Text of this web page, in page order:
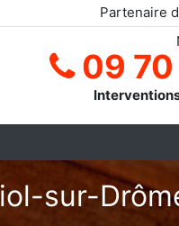
Partenaire
09 70
sur-